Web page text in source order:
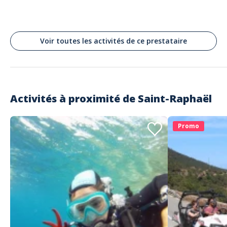
Commenté le 10/07/2023
Seb est pro, pédagogue, technique et calme. Il ne compte pas son
Lire les avis clients
Voir toutes les activités de ce prestataire
Activités à proximité de Saint-Raphaël
Promo